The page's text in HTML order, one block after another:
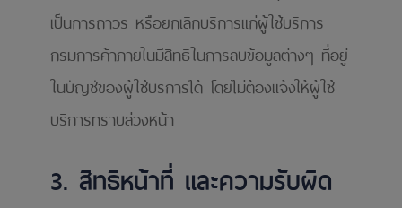
เป็นการถาวร หรือยกเลิกบริการแก่ผู้ใช้บริการ
กรมการค้าภายในมีสิทธิในการลบข้อมูลต่างๆ ที่อยู่
ในบัญชีของผู้ใช้บริการได้ โดยไม่ต้องแจ้งให้ผู้ใช้
บริการทราบล่วงหน้า
3. สิทธิหน้าที่ และความรับผิด